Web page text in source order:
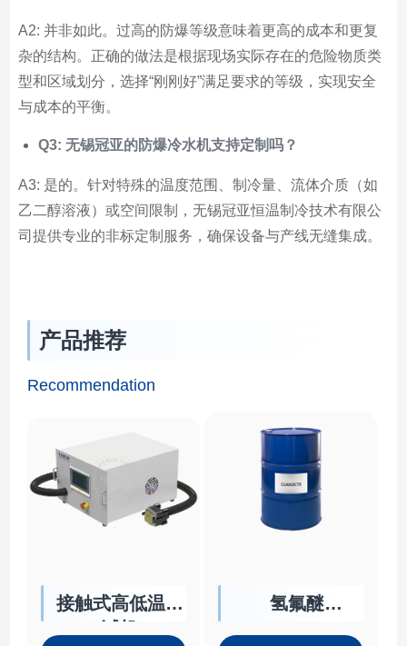
A2: 并非如此。过高的防爆等级意味着更高的成本和更复
杂的结构。正确的做法是根据现场实际存在的危险物质类
型和区域划分，选择“刚刚好”满足要求的等级，实现安全
与成本的平衡。
Q3: 无锡冠亚的防爆冷水机支持定制吗？
A3: 是的。针对特殊的温度范围、制冷量、流体介质（如
乙二醇溶液）或空间限制，无锡冠亚恒温制冷技术有限公
司提供专业的非标定制服务，确保设备与产线无缝集成。
产品推荐
Recommendation
接触式高低温测
氢氟醚